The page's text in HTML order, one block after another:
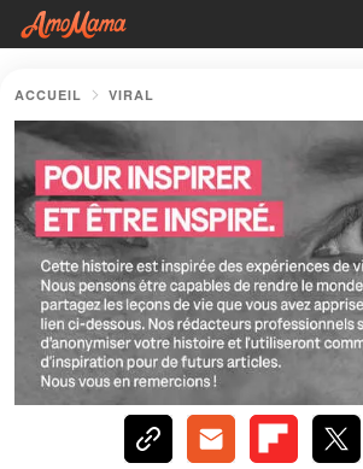
ACCUEIL VIRAL